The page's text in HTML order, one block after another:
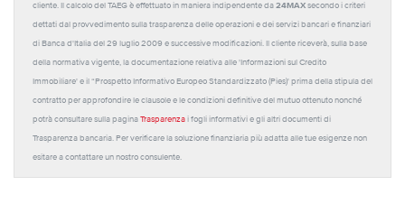
cliente. Il calcolo del TAEG è effettuato in maniera indipendente da 24MAX secondo i criteri
dettati dal provvedimento sulla trasparenza delle operazioni e dei servizi bancari e finanziari
di Banca d'Italia del 29 luglio 2009 e successive modificazioni. Il cliente riceverà, sulla base
della normativa vigente, la documentazione relativa alle 'Informazioni sul Credito
Immobiliare' e il “Prospetto Informativo Europeo Standardizzato (Pies)' prima della stipula del
contratto per approfondire le clausole e le condizioni definitive del mutuo ottenuto nonché
potrà consultare sulla pagina Trasparenza i fogli informativi e gli altri documenti di
Trasparenza bancaria. Per verificare la soluzione finanziaria più adatta alle tue esigenze non
esitare a contattare un nostro consulente.